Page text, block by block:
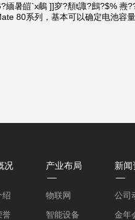
暑皚`x鵏 ]]穸?頺t諏?鷓?$%
80系列，基本可以确定电池容
况
绍
誉
产业布局
物联网
智能设备
新闻
公司
金年